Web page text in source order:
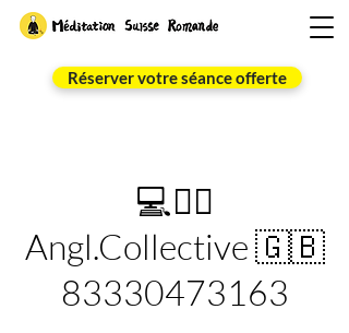
Réserver votre séance offerte
💻🧘‍♂️
Angl.Collective 🇬🇧
83330473163